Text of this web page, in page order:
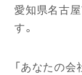
愛知県名古
す。
「あなたの